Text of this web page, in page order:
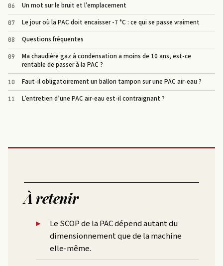
Un mot sur le bruit et l’emplacement
Le jour où la PAC doit encaisser -7 °C : ce qui se passe vraiment
Questions fréquentes
Ma chaudière gaz à condensation a moins de 10 ans, est-ce
rentable de passer à la PAC ?
Faut-il obligatoirement un ballon tampon sur une PAC air-eau ?
L’entretien d’une PAC air-eau est-il contraignant ?
À retenir
Le SCOP de la PAC dépend autant du
dimensionnement que de la machine
elle-même.